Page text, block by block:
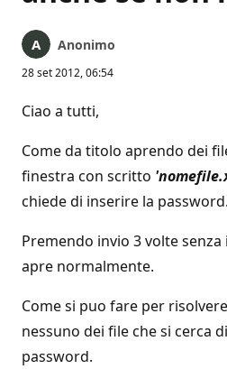
Anonimo
28 set 2012, 06:54
Ciao a tutti,
Come da titolo aprendo dei
finestra con scritto
chiede di inserire la password.
Premendo invio 3 volte
apre normalmente.
Come si puo fare per
nessuno dei file che si cerca
password.